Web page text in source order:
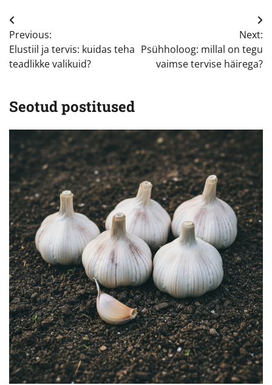
Navigeerimine
Previous:
Elustiil ja tervis: kuidas teha
teadlikke valikuid?
Next:
Psühholoog: millal on tegu
vaimse tervise häirega?
Seotud postitused